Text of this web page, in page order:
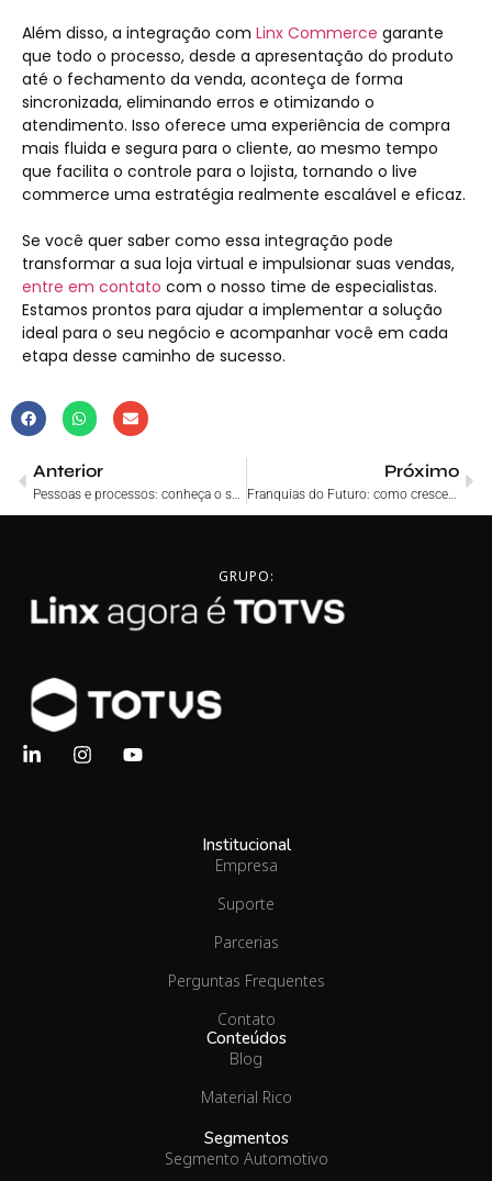
Além disso, a integração com Linx Commerce garante
que todo o processo, desde a apresentação do produto
até o fechamento da venda, aconteça de forma
sincronizada, eliminando erros e otimizando o
atendimento. Isso oferece uma experiência de compra
mais fluida e segura para o cliente, ao mesmo tempo
que facilita o controle para o lojista, tornando o live
commerce uma estratégia realmente escalável e eficaz.
Se você quer saber como essa integração pode
transformar a sua loja virtual e impulsionar suas vendas,
entre em contato com o nosso time de especialistas.
Estamos prontos para ajudar a implementar a solução
ideal para o seu negócio e acompanhar você em cada
etapa desse caminho de sucesso.
Anterior Próximo
Franquias do Futuro: como crescer com visão estratégica
GRUPO:
Institucional
Empresa
Suporte
Parcerias
Perguntas Frequentes
Contato
Conteúdos
Blog
Material Rico
Segmentos
Segmento Automotivo